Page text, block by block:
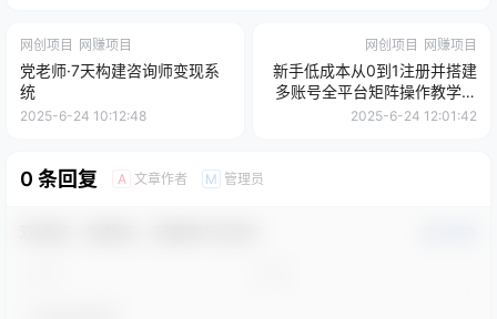
网创项目 网赚项目
党老师·7天构建咨询师变现系
统
2025-6-24 10:12:48
网创项目 网赚项目
新手低成本从0到1注册并搭建
多账号全平台矩阵操作教学，
手机号-邮箱-IP-工具
2025-6-24 12:01:42
0 条回复 A 文章作者 M 管理员